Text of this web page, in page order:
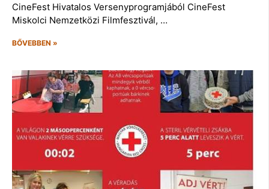
CineFest Hivatalos Versenyprogramjából CineFest
Miskolci Nemzetközi Filmfesztivál, …
BŐVEBBEN »